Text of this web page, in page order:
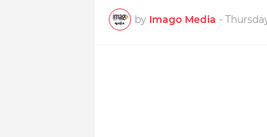
by Imago Media -